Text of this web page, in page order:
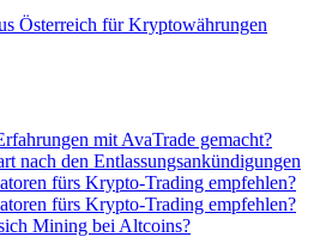
Österreich für Kryptowährungen
mit AvaTrade gemacht?
nach den Entlassungsankündigungen
fürs Krypto-Trading empfehlen?
fürs Krypto-Trading empfehlen?
Mining bei Altcoins?